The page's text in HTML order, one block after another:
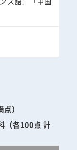
）
（各100点 計